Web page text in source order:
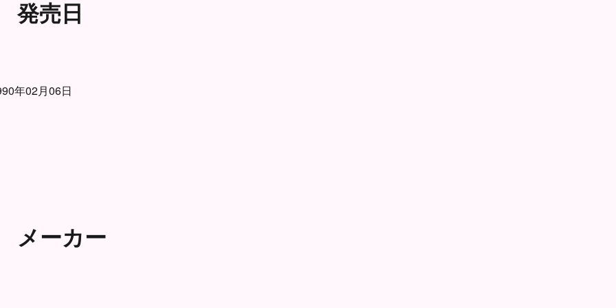
発売日
年02月06日
メーカー